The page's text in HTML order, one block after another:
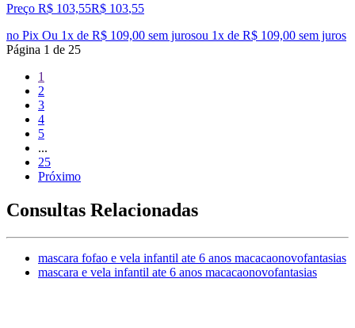
Preço R$ 103,55R$ 103,55
no Pix Ou 1x de R$ 109,00 sem jurosou 1x de R$ 109,00 sem juros
Página 1 de 25
1
2
3
4
5
...
25
Próximo
Consultas Relacionadas
mascara fofao e vela infantil ate 6 anos macacaonovofantasias
mascara e vela infantil ate 6 anos macacaonovofantasias